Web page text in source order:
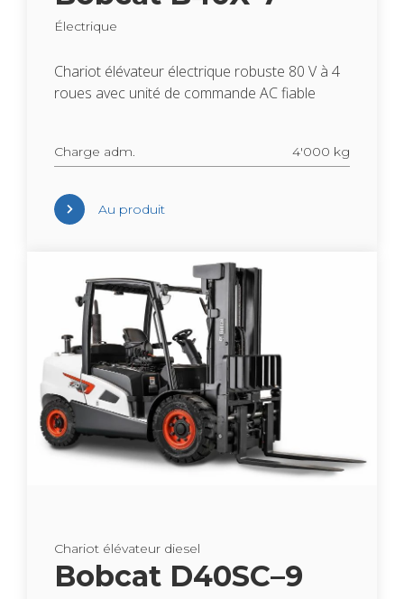
Élec­trique
Cha­riot élé­va­teur élec­trique robuste 80 V à 4
roues avec unité de com­mande AC fiable
Charge adm. 4'000 kg
Au pro­duit
Cha­riot élé­va­teur die­sel
Bob­cat D40SC–9